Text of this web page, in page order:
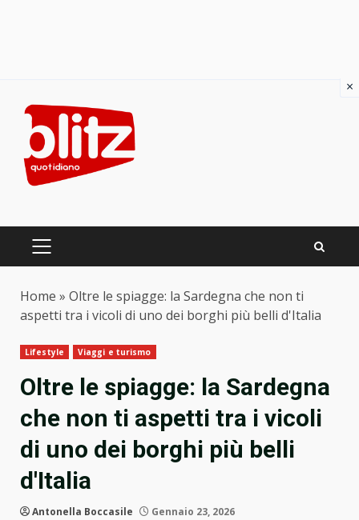
content
PRIMARY
Home » Oltre le spiagge: la Sardegna che non ti
aspetti tra i vicoli di uno dei borghi più belli d'Italia
Lifestyle Viaggi e turismo
Oltre le spiagge: la Sardegna
che non ti aspetti tra i vicoli
di uno dei borghi più belli
d'Italia
Antonella Boccasile Gennaio 23, 2026
×